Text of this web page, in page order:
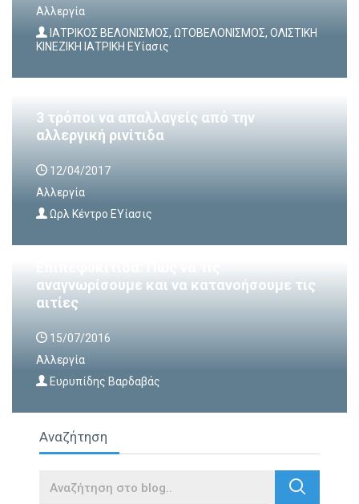
Αλλεργία
ΙΑΤΡΙΚΟΣ ΒΕΛΟΝΙΣΜΟΣ, ΩΤΟΒΕΛΟΝΙΣΜΟΣ, ΟΛΙΣΤΙΚΗ
ΚΙΝΕΖΙΚΗ ΙΑΤΡΙΚΗ ΕΥίασις
3 τρόποι να απαλλαγείς από την
αλλεργική ρινίτιδα
12/04/2017
Αλλεργία
Ωρλ Κέντρο ΕΥίασις
αναγνωρίσουμε και να κατανοήσουμε τις
αιτίες
15/07/2016
Αλλεργία
Ευρυπίδης Βαρδαβάς
Αναζήτηση
Search